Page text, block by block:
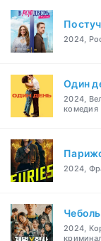
2024,
Один
2024,
комедия
2024,
2024,